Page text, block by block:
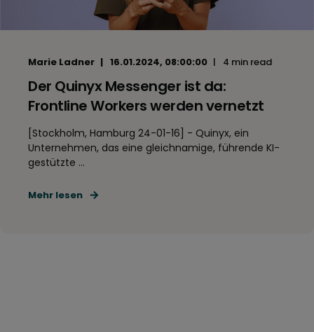
Marie Ladner 16.01.2024, 08:00:00 4 min read
Der Quinyx Messenger ist da:
Frontline Workers werden vernetzt
[Stockholm, Hamburg 24-01-16] - Quinyx, ein
Unternehmen, das eine gleichnamige, führende KI-
gestützte ...
Mehr lesen